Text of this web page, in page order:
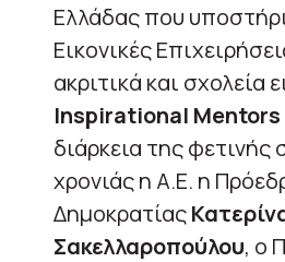
Ελλάδας που
Εικονικές
ακριτικά και σχολεία
Inspirational Mentors
διάρκεια της φετινής
χρονιάς η Α.Ε. η
Δημοκρατίας
Σακελλαροπούλου, ο